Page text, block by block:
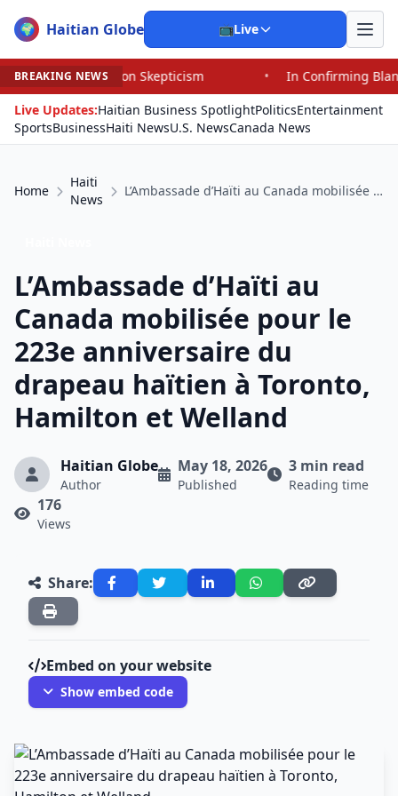
🌍 Haitian Globe 📺Live
BREAKING NEWS •
In Confirming Blanche, Senators Endorse
Live Updates:Haitian Business SpotlightPoliticsEntertainment
SportsBusinessHaiti NewsU.S. NewsCanada News
Home
Haiti
News
L’Ambassade d’Haïti au Canada mobilisée pour le 223e anniversaire du drapeau haïtien à Toronto, Hamilton et Welland
L’Ambassade d’Haïti au
Canada mobilisée pour le
223e anniversaire du
drapeau haïtien à Toronto,
Hamilton et Welland
Haitian Globe
Author
May 18, 2026
Published
3 min read
Reading time
176
Views
Share:
Embed on your website
Show embed code